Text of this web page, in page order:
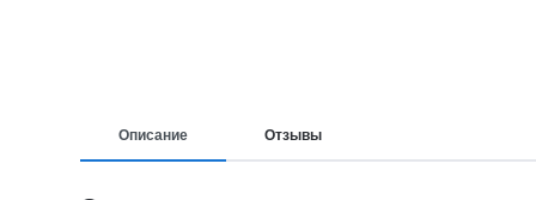
Описание Отзывы